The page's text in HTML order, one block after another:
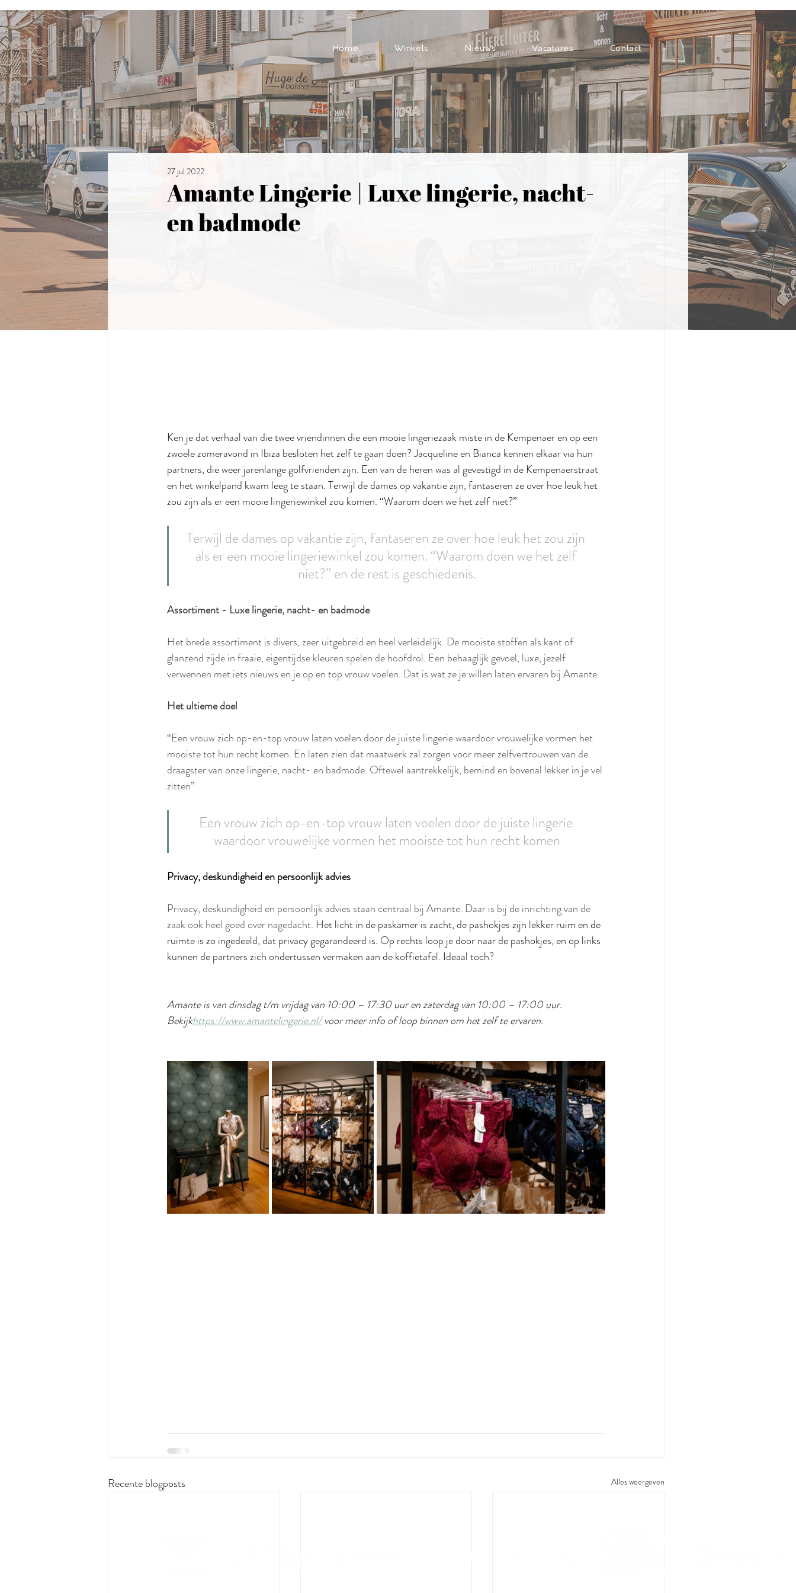
Home Winkels Nieuws Vacatures Contact
Amante Lingerie | Luxe lingerie, nacht-
en badmode
27 jul 2022
Ken je dat verhaal van die twee vriendinnen die een mooie lingeriezaak miste in de Kempenaer en op een
zwoele zomeravond in Ibiza besloten het zelf te gaan doen? Jacqueline en Bianca kennen elkaar via hun
partners, die weer jarenlange golfvrienden zijn. Een van de heren was al gevestigd in de Kempenaerstraat
en het winkelpand kwam leeg te staan. Terwijl de dames op vakantie zijn, fantaseren ze over hoe leuk het
zou zijn als er een mooie lingeriewinkel zou komen. “Waarom doen we het zelf niet?”
Terwijl de dames op vakantie zijn, fantaseren ze over hoe leuk het zou zijn
als er een mooie lingeriewinkel zou komen. “Waarom doen we het zelf
niet?” en de rest is geschiedenis.
Assortiment - Luxe lingerie, nacht- en badmode
Het brede assortiment is divers, zeer uitgebreid en heel verleidelijk. De mooiste stoffen als kant of
glanzend zijde in fraaie, eigentijdse kleuren spelen de hoofdrol. Een behaaglijk gevoel, luxe, jezelf
verwennen met iets nieuws en je op en top vrouw voelen. Dat is wat ze je willen laten ervaren bij Amante.
Het ultieme doel
“Een vrouw zich op-en-top vrouw laten voelen door de juiste lingerie waardoor vrouwelijke vormen het
mooiste tot hun recht komen. En laten zien dat maatwerk zal zorgen voor meer zelfvertrouwen van de
draagster van onze lingerie, nacht- en badmode. Oftewel aantrekkelijk, bemind en bovenal lekker in je vel
zitten”
Een vrouw zich op-en-top vrouw laten voelen door de juiste lingerie
waardoor vrouwelijke vormen het mooiste tot hun recht komen
Privacy, deskundigheid en persoonlijk advies
Privacy, deskundigheid en persoonlijk advies staan centraal bij Amante. Daar is bij de inrichting van de
zaak ook heel goed over nagedacht. Het licht in de paskamer is zacht, de pashokjes zijn lekker ruim en de
ruimte is zo ingedeeld, dat privacy gegarandeerd is. Op rechts loop je door naar de pashokjes, en op links
kunnen de partners zich ondertussen vermaken aan de koffietafel. Ideaal toch?
Amante is van dinsdag t/m vrijdag van 10:00 – 17:30 uur en zaterdag van 10:00 – 17:00 uur.
Bekijkhttps://www.amantelingerie.nl/ voor meer info of loop binnen om het zelf te ervaren.
Recente blogposts Alles weergeven